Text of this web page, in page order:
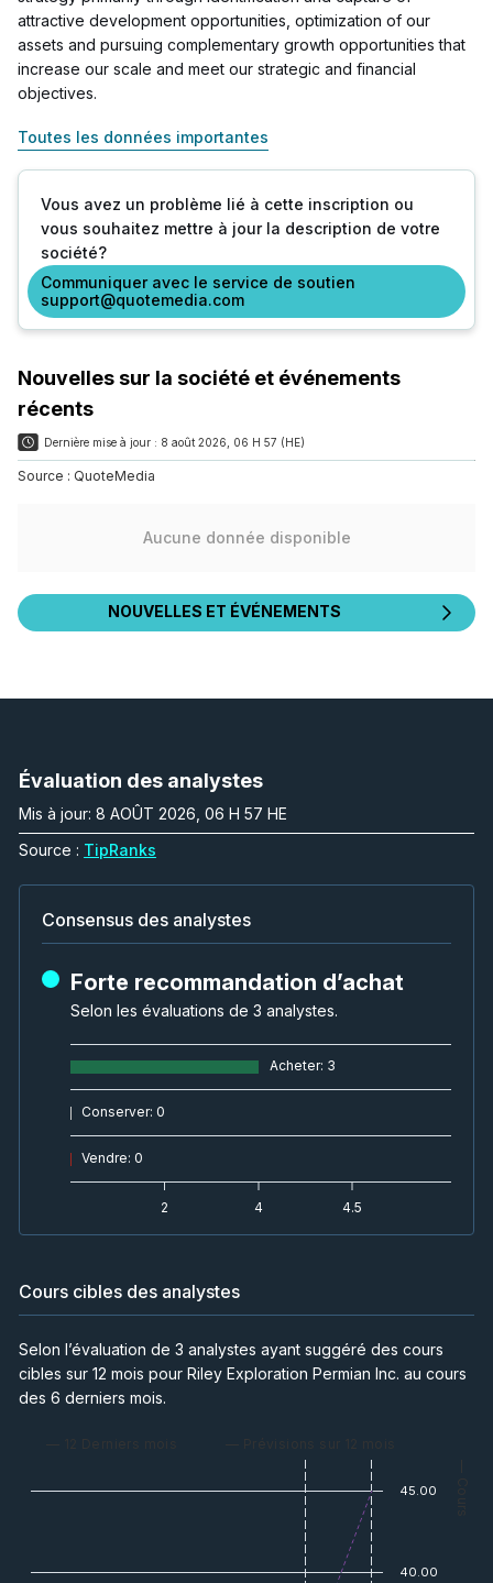
attractive development opportunities, optimization of our
assets and pursuing complementary growth opportunities that
increase our scale and meet our strategic and financial
objectives.
Toutes les données importantes
Vous avez un problème lié à cette inscription ou
vous souhaitez mettre à jour la description de votre
société?
Communiquer avec le service de soutien
support@quotemedia.com
Nouvelles sur la société et événements
récents
Dernière mise à jour : 8 août 2026, 06 H 57 (HE)
Source : QuoteMedia
Aucune donnée disponible
NOUVELLES ET ÉVÉNEMENTS
Évaluation des analystes
Mis à jour: 8 AOÛT 2026, 06 H 57 HE
Source : TipRanks
Consensus des analystes
Forte recommandation d’achat
Selon les évaluations de 3 analystes.
Acheter: 3
Conserver: 0
Vendre: 0
2 4 4.5
Cours cibles des analystes
Selon l’évaluation de 3 analystes ayant suggéré des cours
cibles sur 12 mois pour Riley Exploration Permian Inc. au cours
des 6 derniers mois.
— 12 Derniers mois — Prévisions sur 12 mois
— Cours
40.00
45.00